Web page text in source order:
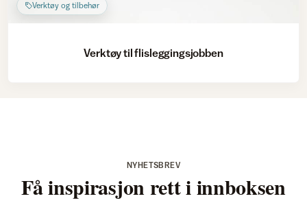
Verktøy og tilbehør
Verktøy til flisleggingsjobben
NYHETSBREV
Få inspirasjon rett i innboksen